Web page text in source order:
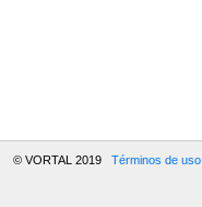
© VORTAL 2019 Términos de uso